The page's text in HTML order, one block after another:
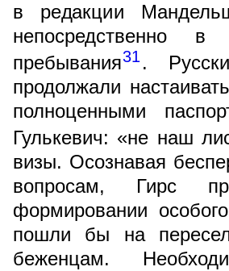
в редакции
непосредственно в
пребывания31.
продолжали
полноценными
Гулькевич: «не наш
визы. Осознавая
вопросам, Гирс
формировании
пошли бы на
беженцам.